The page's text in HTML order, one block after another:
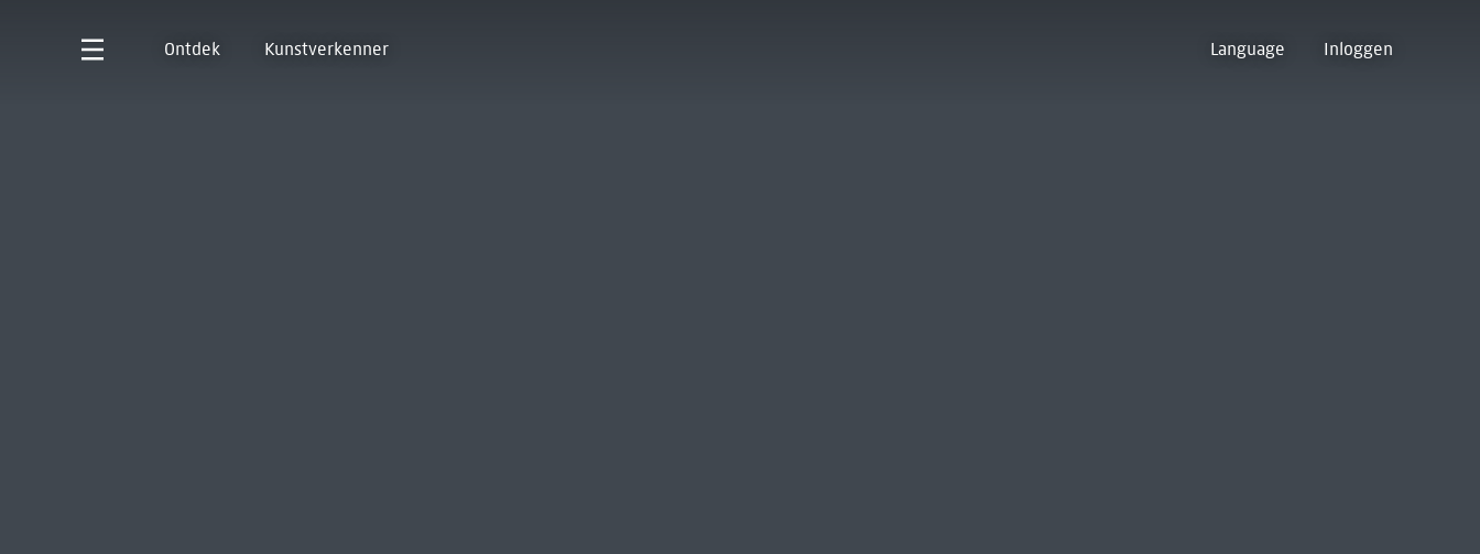
Ontdek Kunstverkenner Language Inloggen